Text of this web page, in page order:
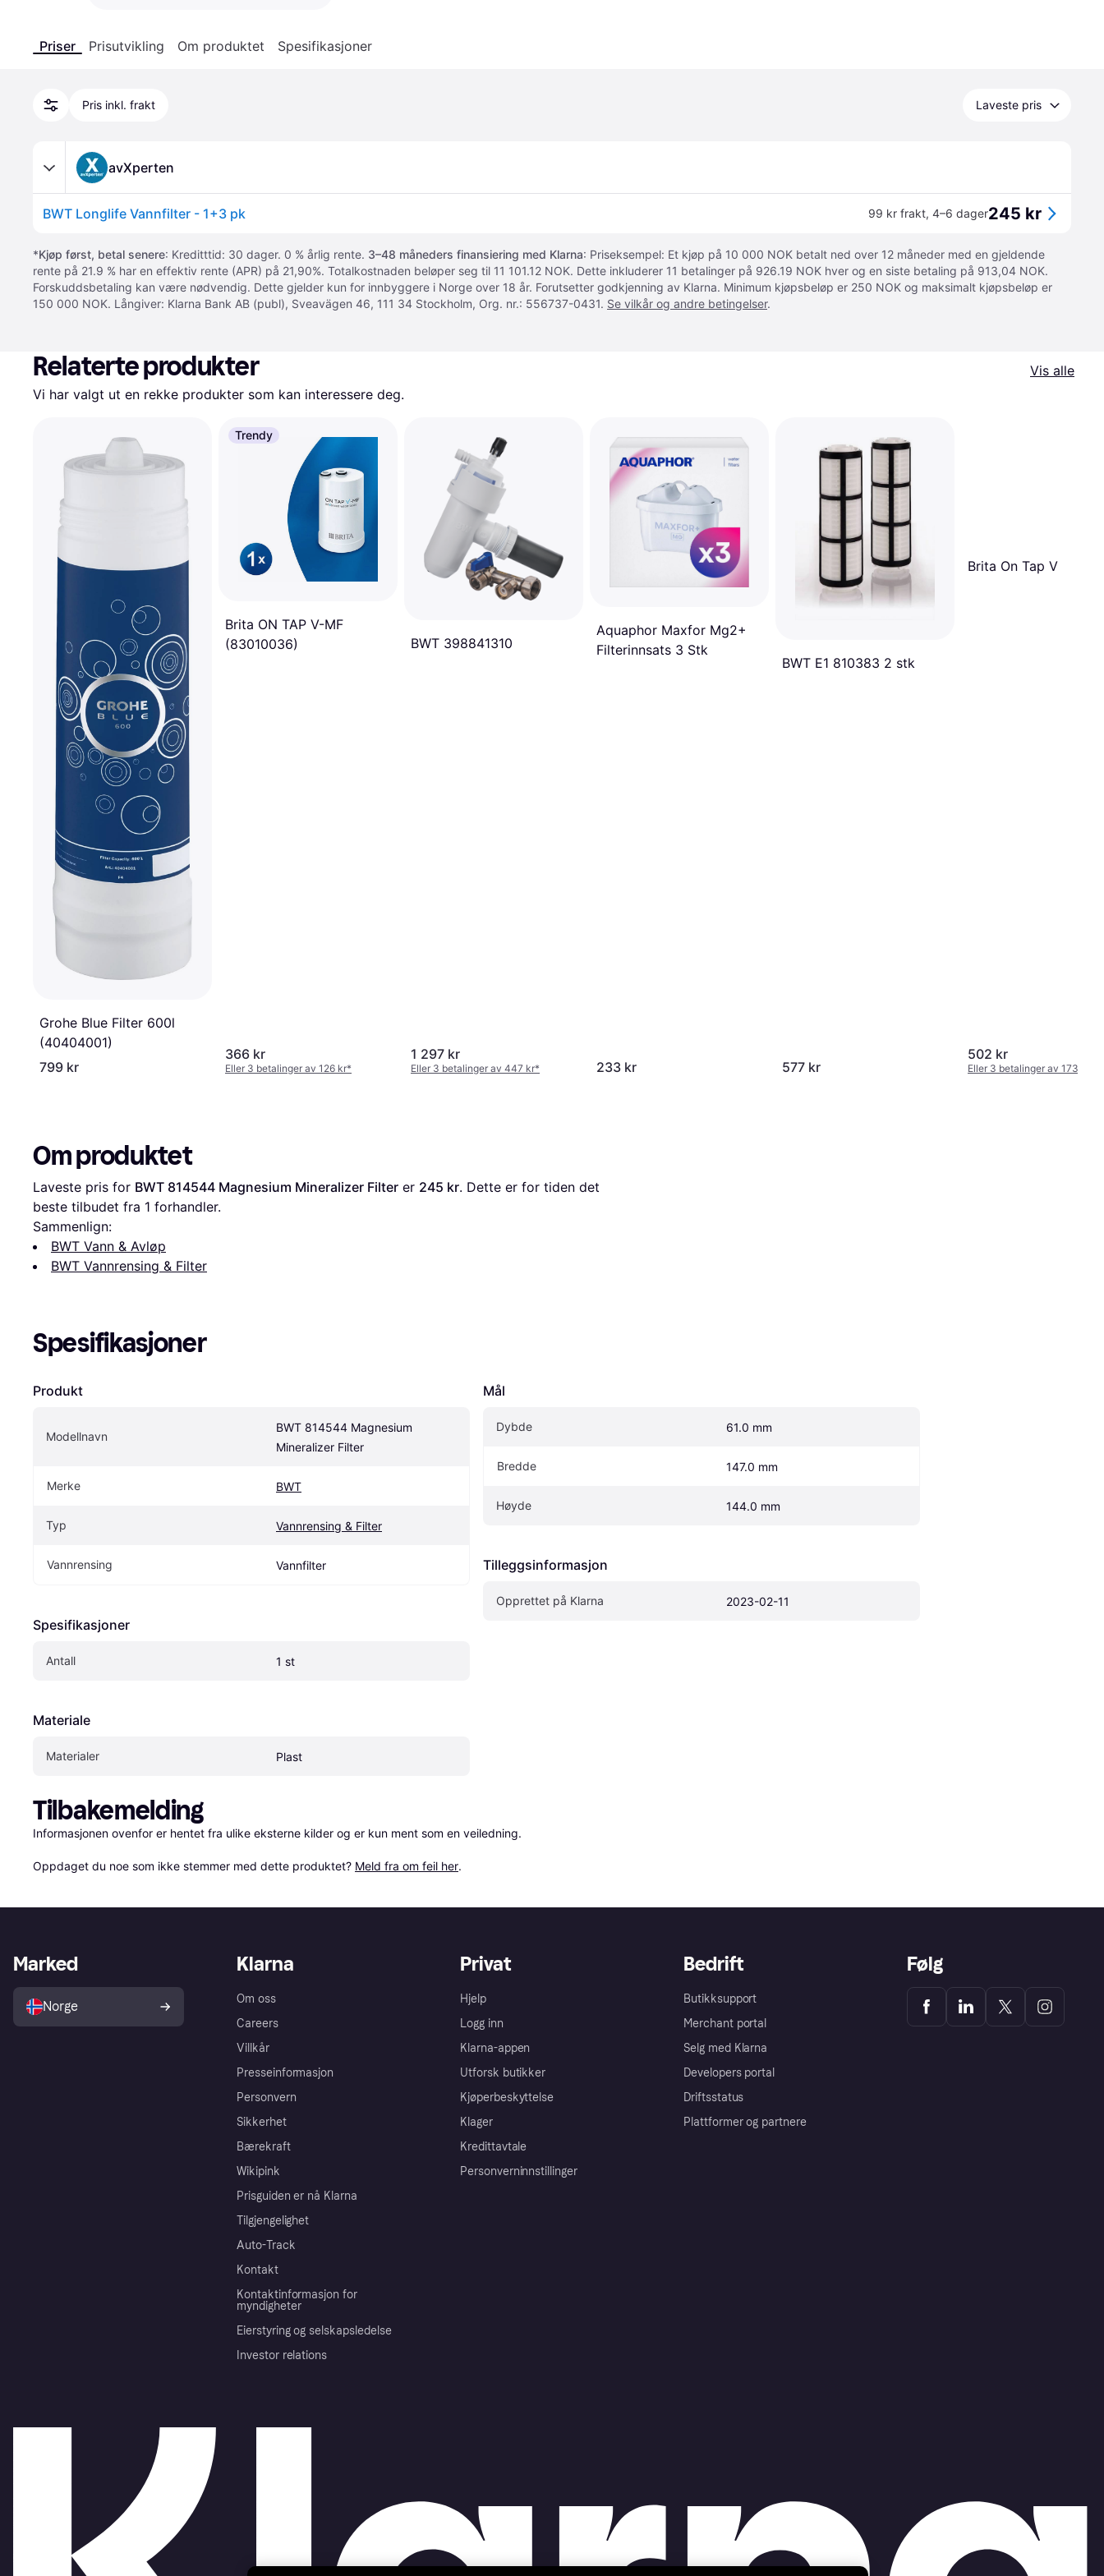
Priser Prisutvikling Om produktet Spesifikasjoner
Pris inkl. frakt Laveste pris
avXperten
BWT Longlife Vannfilter - 1+3 pk 99 kr frakt, 4–6 dager245 kr
*Kjøp først, betal senere: Kreditttid: 30 dager. 0 % årlig rente. 3–48 måneders finansiering med Klarna: Priseksempel: Et kjøp på 10 000 NOK betalt ned over 12 måneder med en gjeldende
rente på 21.9 % har en effektiv rente (APR) på 21,90%. Totalkostnaden beløper seg til 11 101.12 NOK. Dette inkluderer 11 betalinger på 926.19 NOK hver og en siste betaling på 913,04 NOK.
Forskuddsbetaling kan være nødvendig. Dette gjelder kun for innbyggere i Norge over 18 år. Forutsetter godkjenning av Klarna. Minimum kjøpsbeløp er 250 NOK og maksimalt kjøpsbeløp er
150 000 NOK. Långiver: Klarna Bank AB (publ), Sveavägen 46, 111 34 Stockholm, Org. nr.: 556737-0431. Se vilkår og andre betingelser.
Relaterte produkter
Vis alle
Vi har valgt ut en rekke produkter som kan interessere deg.
Grohe Blue Filter 600l
(40404001)
799 kr
Trendy
Brita ON TAP V-MF
(83010036)
366 kr
Eller 3 betalinger av 126 kr*
BWT 398841310
1 297 kr
Eller 3 betalinger av 447 kr*
Aquaphor Maxfor Mg2+
Filterinnsats 3 Stk
233 kr
BWT E1 810383 2 stk
577 kr
Brita On Tap V
502 kr
Eller 3 betalinger av 173 kr
Om produktet
Laveste pris for BWT 814544 Magnesium Mineralizer Filter er 245 kr. Dette er for tiden det
beste tilbudet fra 1 forhandler.
Sammenlign:
BWT Vann & Avløp
BWT Vannrensing & Filter
Spesifikasjoner
Produkt
Modellnavn
BWT 814544 Magnesium
Mineralizer Filter
Merke BWT
Typ Vannrensing & Filter
Vannrensing Vannfilter
Spesifikasjoner
Antall 1 st
Materiale
Materialer Plast
Mål
Dybde 61.0 mm
Bredde 147.0 mm
Høyde 144.0 mm
Tilleggsinformasjon
Opprettet på Klarna 2023-02-11
Tilbakemelding
Informasjonen ovenfor er hentet fra ulike eksterne kilder og er kun ment som en veiledning.
Oppdaget du noe som ikke stemmer med dette produktet? Meld fra om feil her.
Klarna
Om oss
Careers
Villkår
Presseinformasjon
Personvern
Sikkerhet
Bærekraft
Wikipink
Prisguiden er nå Klarna
Tilgjengelighet
Auto-Track
Kontakt
Kontaktinformasjon for
myndigheter
Eierstyring og selskapsledelse
Investor relations
Privat
Hjelp
Logg inn
Klarna-appen
Utforsk butikker
Kjøperbeskyttelse
Klager
Kredittavtale
Personverninnstillinger
Bedrift
Butikksupport
Merchant portal
Selg med Klarna
Developers portal
Driftsstatus
Plattformer og partnere
Marked
Norge
Følg